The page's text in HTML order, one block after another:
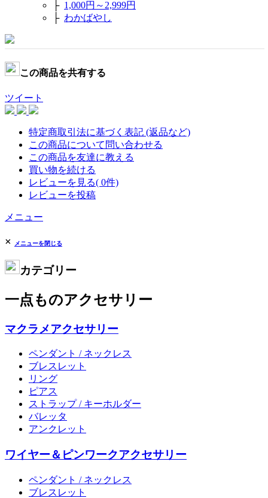
├ 1,000円～2,999円
├ わかばやし
この商品を共有する
ツイート
特定商取引法に基づく表記 (返品など)
この商品について問い合わせる
この商品を友達に教える
買い物を続ける
レビューを見る( 0件)
レビューを投稿
メニュー
× メニューを閉じる
カテゴリー
一点ものアクセサリー
マクラメアクセサリー
ペンダント / ネックレス
ブレスレット
リング
ピアス
ストラップ / キーホルダー
バレッタ
アンクレット
ワイヤー＆ピンワークアクセサリー
ペンダント / ネックレス
ブレスレット